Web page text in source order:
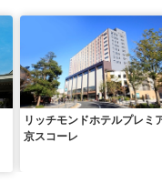
リッチモンドホテルプレミ
京スコーレ